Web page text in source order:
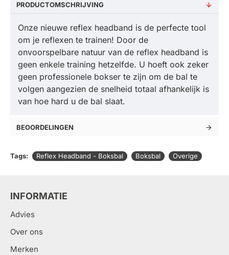
PRODUCTOMSCHRIJVING
Onze nieuwe reflex headband is de perfecte tool
om je reflexen te trainen! Door de
onvoorspelbare natuur van de reflex headband is
geen enkele training hetzelfde. U hoeft ook zeker
geen professionele bokser te zijn om de bal te
volgen aangezien de snelheid totaal afhankelijk is
van hoe hard u de bal slaat.
BEOORDELINGEN
Tags: Reflex Headband - Boksbal Boksbal Overige
INFORMATIE
Advies
Over ons
Merken